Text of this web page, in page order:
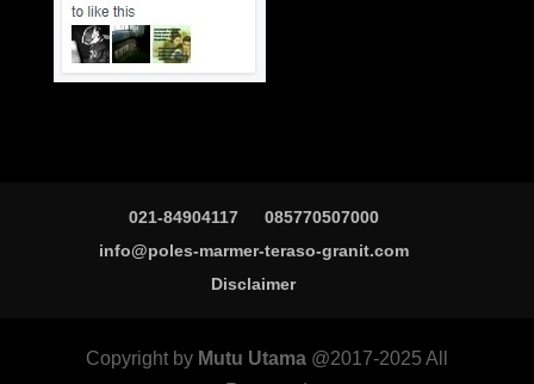
021-84904117
085770507000
info@poles-marmer-teraso-granit.com
Disclaimer
Copyright by Mutu Utama@2017-2025 All